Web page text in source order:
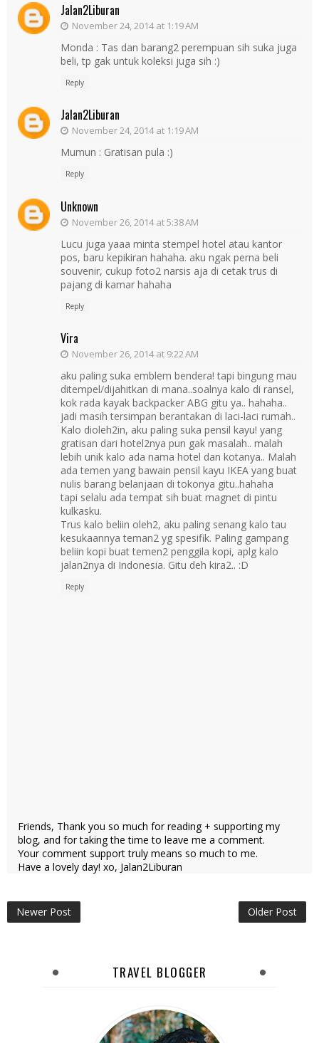
Jalan2Liburan
November 24, 2014 at 1:19 AM
Monda : Tas dan barang2 perempuan sih suka juga
beli, tp gak untuk koleksi juga sih :)
Reply
Jalan2Liburan
November 24, 2014 at 1:19 AM
Mumun : Gratisan pula :)
Reply
Unknown
November 26, 2014 at 5:38 AM
Lucu juga yaaa minta stempel hotel atau kantor
pos, baru kepikiran hahaha. aku ngak perna beli
souvenir, cukup foto2 narsis aja di cetak trus di
pajang di kamar hahaha
Reply
Vira
November 26, 2014 at 9:22 AM
aku paling suka emblem bendera! tapi bingung mau
ditempel/dijahitkan di mana..soalnya kalo di ransel,
kok rada kayak backpacker ABG gitu ya.. hahaha..
jadi masih tersimpan berantakan di laci-laci rumah..
Kalo dioleh2in, aku paling suka pensil kayu! yang
gratisan dari hotel2nya pun gak masalah.. malah
lebih unik kalo ada nama hotel dan kotanya.. Malah
ada temen yang bawain pensil kayu IKEA yang buat
nulis barang belanjaan di tokonya gitu..hahaha
tapi selalu ada tempat sih buat magnet di pintu
kulkasku.
Trus kalo beliin oleh2, aku paling senang kalo tau
kesukaannya teman2 yg spesifik. Paling gampang
beliin kopi buat temen2 penggila kopi, aplg kalo
jalan2nya di Indonesia. Gitu deh kira2.. :D
Reply
Friends, Thank you so much for reading + supporting my
blog, and for taking the time to leave me a comment.
Your comment support truly means so much to me.
Have a lovely day! xo, Jalan2Liburan
Newer Post Older Post
TRAVEL BLOGGER